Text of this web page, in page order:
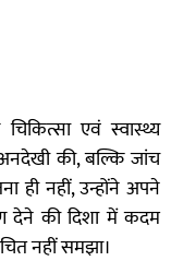
एवं स्वास्थ्य
की, बल्कि जांच
ही नहीं, उन्होंने अपने
देने की दिशा में कदम
नहीं समझा।